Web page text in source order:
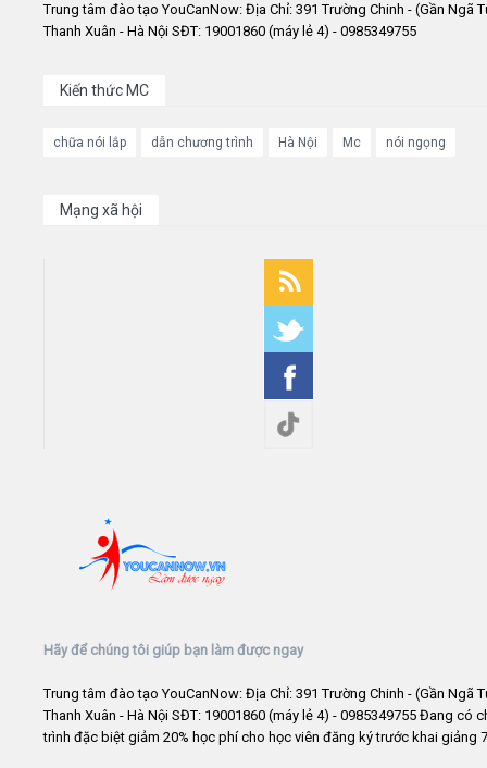
Trung tâm đào tạo YouCanNow: Địa Chỉ: 391 Trường Chinh - (Gần Ngã
Thanh Xuân - Hà Nội SĐT: 19001860 (máy lẻ 4) - 0985349755
Kiến thức MC
chữa nói lắp dẫn chương trình Hà Nội Mc nói ngọng
Mạng xã hội
Hãy để chúng tôi giúp bạn làm được ngay
Trung tâm đào tạo YouCanNow: Địa Chỉ: 391 Trường Chinh - (Gần Ngã
Thanh Xuân - Hà Nội SĐT: 19001860 (máy lẻ 4) - 0985349755 Đang có
trình đặc biệt giảm 20% học phí cho học viên đăng ký trước khai giảng